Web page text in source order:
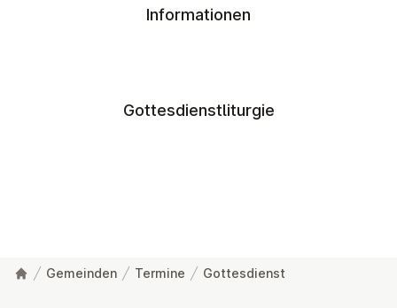
Informationen
Gottesdienstliturgie
Gemeinden Termine Gottesdienst